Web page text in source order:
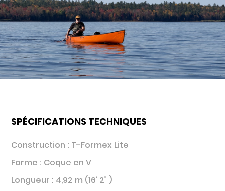
SPÉCIFICATIONS TECHNIQUES
Construction : T-Formex Lite
Forme : Coque en V
Longueur : 4,92 m (16’ 2” )